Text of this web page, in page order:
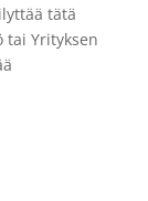
tätä
tai Yrityksen